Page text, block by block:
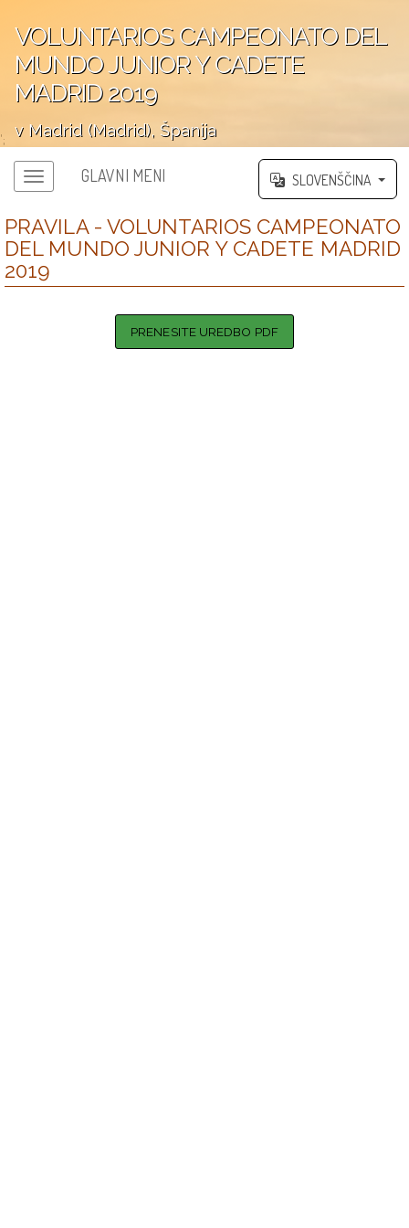
VOLUNTARIOS CAMPEONATO DEL
MUNDO JUNIOR Y CADETE
MADRID 2019
v Madrid (Madrid), Španija
';
GLAVNI MENI SLOVENŠČINA
PRAVILA - VOLUNTARIOS CAMPEONATO
DEL MUNDO JUNIOR Y CADETE MADRID
2019
PRENESITE UREDBO PDF